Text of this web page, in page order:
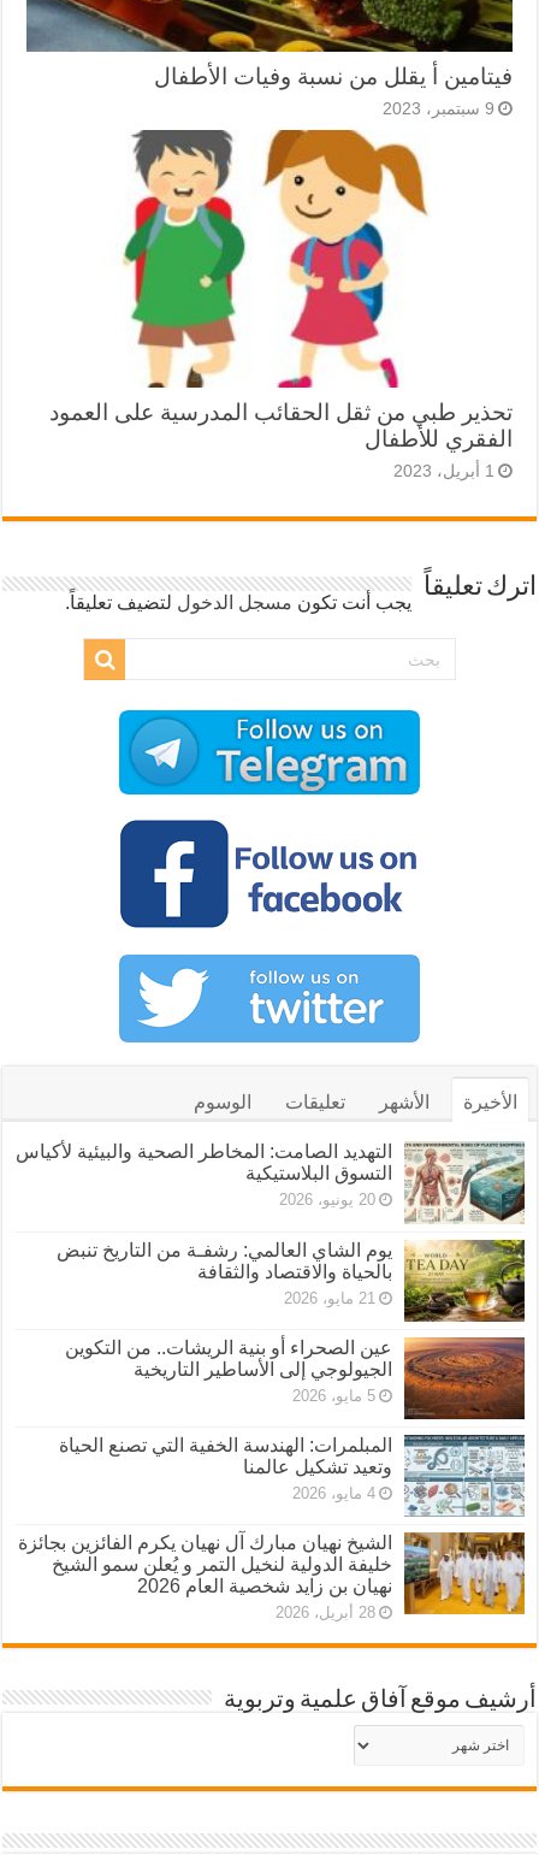
فيتامين أ يقلل من نسبة وفيات الأطفال
9 سبتمبر، 2023
تحذير طبي من ثقل الحقائب المدرسية على العمود
الفقري للأطفال
1 أبريل، 2023
اترك تعليقاً
يجب أنت تكون مسجل الدخول لتضيف تعليقاً.
الأخيرة الأشهر تعليقات الوسوم
التهديد الصامت: المخاطر الصحية والبيئية لأكياس
التسوق البلاستيكية
20 يونيو، 2026
يوم الشاي العالمي: رشفـة من التاريخ تنبض
بالحياة والاقتصاد والثقافة
21 مايو، 2026
عين الصحراء أو بنية الريشات.. من التكوين
الجيولوجي إلى الأساطير التاريخية
5 مايو، 2026
المبلمرات: الهندسة الخفية التي تصنع الحياة
وتعيد تشكيل عالمنا
4 مايو، 2026
الشيخ نهيان مبارك آل نهيان يكرم الفائزين بجائزة
خليفة الدولية لنخيل التمر و يُعلن سمو الشيخ
نهيان بن زايد شخصية العام 2026
28 أبريل، 2026
أرشيف موقع آفاق علمية وتربوية
أرشيف
موقع